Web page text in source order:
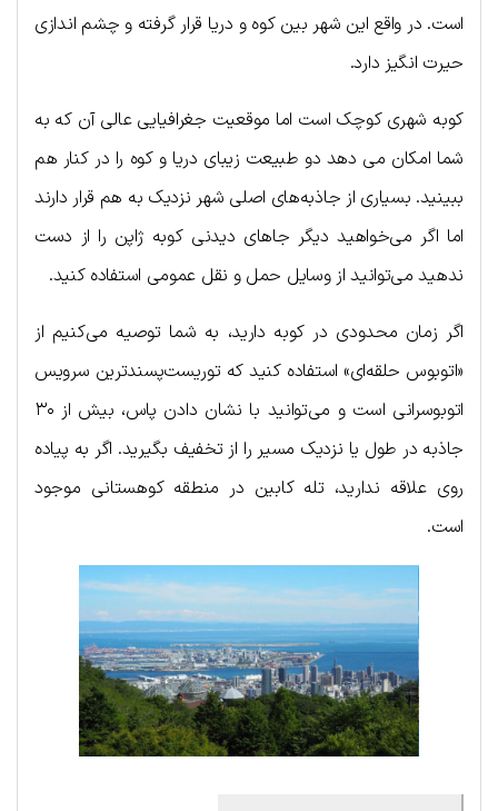
است. در واقع این شهر بین کوه و دریا قرار گرفته و چشم اندازی
حیرت انگیز دارد.
کوبه شهری کوچک است اما موقعیت جغرافیایی عالی آن که به
شما امکان می دهد دو طبیعت زیبای دریا و کوه را در کنار هم
ببینید. بسیاری از جاذبه‌های اصلی شهر نزدیک به هم قرار دارند
اما اگر می‌خواهید دیگر جاهای دیدنی کوبه ژاپن را از دست
ندهید می‌توانید از وسایل حمل و نقل عمومی استفاده کنید.
اگر زمان محدودی در کوبه دارید، به شما توصیه می‌کنیم از
«اتوبوس حلقه‌ای» استفاده کنید که توریست‌پسندترین سرویس
اتوبوسرانی است و می‌توانید با نشان دادن پاس، بیش از ۳۰
جاذبه در طول یا نزدیک مسیر را از تخفیف بگیرید. اگر به پیاده
روی علاقه ندارید، تله کابین در منطقه کوهستانی موجود
است.